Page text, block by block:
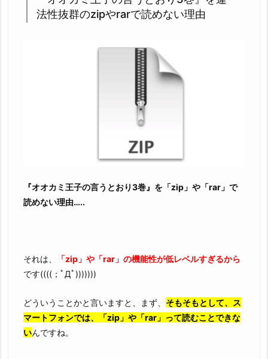
法性抜群のzipやrarで読めない理由
『オオカミ王子の言うとおり3巻』を「zip」や「rar」で
読めない理由…..
それは、
「zip」や「rar」の機能性が低レベルすぎるから
です((((；ﾟДﾟ)))))))
どういうことかと言いますと、まず、 そもそもとして、ス
マートフォンでは、「zip」や「rar」って読むことできな
いんですね。